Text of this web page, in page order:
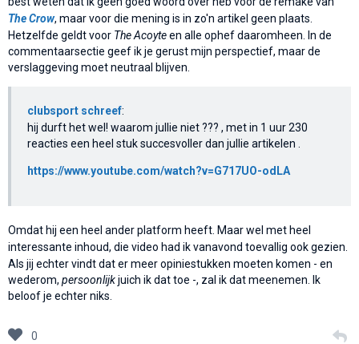
The Crow, maar voor die mening is in zo'n artikel geen plaats.
Hetzelfde geldt voor The Acoyteen alle ophef daaromheen. In de
commentaarsectie geef ik je gerust mijn perspectief, maar de
verslaggeving moet neutraal blijven.
clubsport schreef:
hij durft het wel! waarom jullie niet ??? , met in 1 uur 230
reacties een heel stuk succesvoller dan jullie artikelen .
https://www.youtube.com/watch?v=G717UO-odLA
Omdat hij een heel ander platform heeft. Maar wel met heel
interessante inhoud, die video had ik vanavond toevallig ook gezien.
Als jij echter vindt dat er meer opiniestukken moeten komen - en
wederom, persoonlijkjuich ik dat toe -, zal ik dat meenemen. Ik
beloof je echter niks.
0